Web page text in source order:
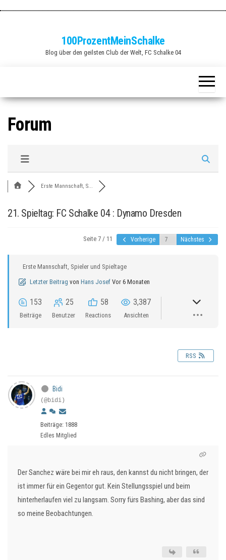
100ProzentMeinSchalke
Blog über den geilsten Club der Welt, FC Schalke 04
Forum
Erste Mannschaft, S...
21. Spieltag: FC Schalke 04 : Dynamo Dresden
Seite 7 / 11 Vorherige Nächstes
Erste Mannschaft, Spieler und Spieltage
Letzter Beitrag von Hans Josef Vor 6 Monaten
153
Beiträge
25
Benutzer
58
Reactions
3,387
Ansichten
RSS
Bidi
(@bidi)
Beiträge: 1888
Edles Mitglied
Der Sanchez wäre bei mir eh raus, den kannst du nicht bringen, der
ist immer für ein Gegentor gut. Kein Stellungsspiel und beim
hinterherlaufen viel zu langsam. Sorry fürs Bashing, aber das sind
so meine Beobachtungen.